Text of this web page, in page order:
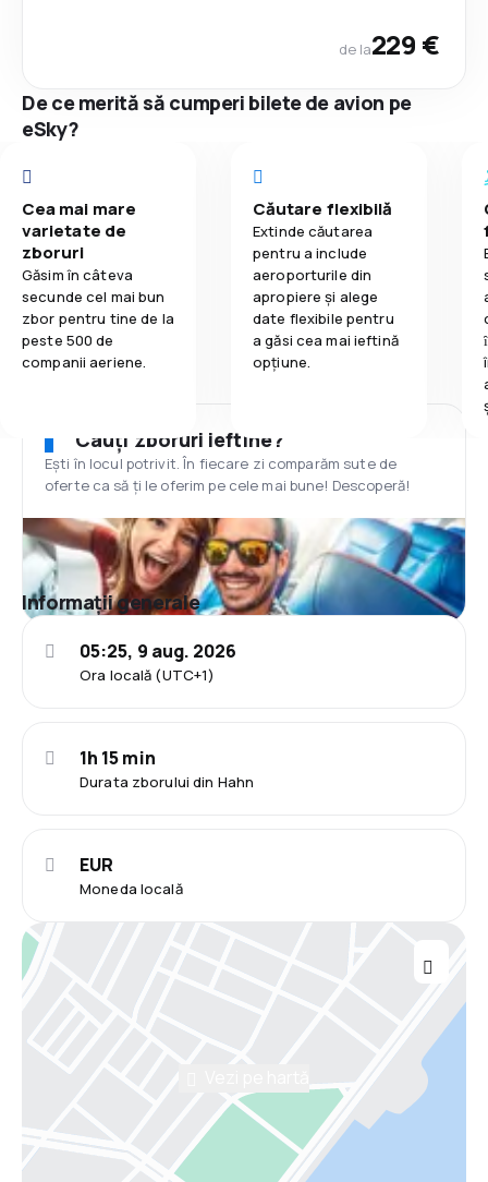
de la229 €
De ce merită să cumperi bilete de avion pe
eSky?
Cea mai mare
varietate de
zboruri
Găsim în câteva
secunde cel mai bun
zbor pentru tine de la
peste 500 de
companii aeriene.
Căutare flexibilă
Extinde căutarea
pentru a include
aeroporturile din
apropiere și alege
date flexibile pentru
a găsi cea mai ieftină
opțiune.
Cauți zboruri ieftine?
Ești în locul potrivit. În fiecare zi comparăm sute de
oferte ca să ți le oferim pe cele mai bune! Descoperă!
Informații generale
Ora locală (UTC+1)
05:25, 9 aug. 2026
Durata zborului din Hahn
1h 15 min
Moneda locală
EUR